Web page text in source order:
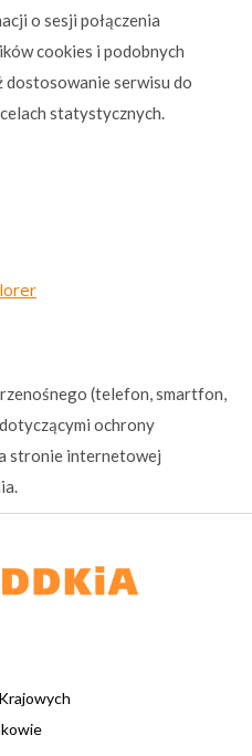
o sesji połączenia
cookies i podobnych
dostosowanie serwisu do
statystycznych.
(telefon, smartfon,
ochrony
stronie internetowej